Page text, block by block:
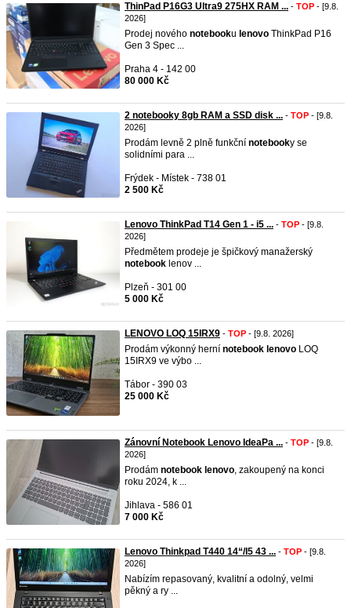
ThinPad P16G3 Ultra9 275HX RAM ... - TOP - [9.8.
2026]
Prodej nového notebooku lenovo ThinkPad P16
Gen 3 Spec ...
Praha 4 - 142 00
80 000 Kč
2 notebooky 8gb RAM a SSD disk ... - TOP - [9.8.
2026]
Prodám levně 2 plně funkční notebooky se
solidními para ...
Frýdek - Místek - 738 01
2 500 Kč
Lenovo ThinkPad T14 Gen 1 - i5 ... - TOP - [9.8.
2026]
Předmětem prodeje je špičkový manažerský
notebook lenov ...
Plzeň - 301 00
5 000 Kč
LENOVO LOQ 15IRX9 - TOP - [9.8. 2026]
Prodám výkonný herní notebook lenovo LOQ
15IRX9 ve výbo ...
Tábor - 390 03
25 000 Kč
Zánovní Notebook Lenovo IdeaPa ... - TOP - [9.8.
2026]
Prodám notebook lenovo, zakoupený na konci
roku 2024, k ...
Jihlava - 586 01
7 000 Kč
Lenovo Thinkpad T440 14“/I5 43 ... - TOP - [9.8.
2026]
Nabízím repasovaný, kvalitní a odolný, velmi
pěkný a ry ...